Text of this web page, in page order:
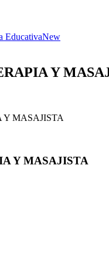
EducativaNew
Y
MASAJISTA
Y MASAJISTA